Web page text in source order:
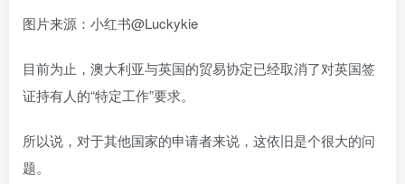
图片来源：小红书@Luckykie
目前为止，澳大利亚与英国的贸易协定已经取消了对英国签
证持有人的“特定工作”要求。
所以说，对于其他国家的申请者来说，这依旧是个很大的问
题。